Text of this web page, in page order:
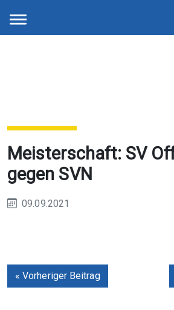
Meisterschaft: SV
gegen SVN
09.09.2021
« Vorheriger Beitrag